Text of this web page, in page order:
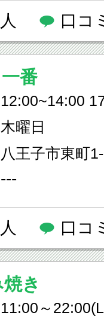
口コ
番
12:00~14:00
木曜日
八王子市東町
---
口コ
き
11:00～